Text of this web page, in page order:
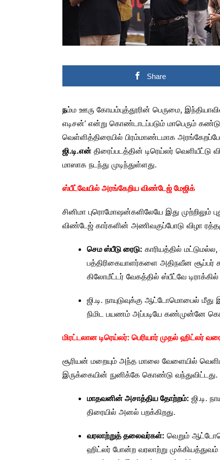
Share
நம்ம ஊரு கோயம்புத்தூரின் பெருமை,
எடிசன்’ என்று கொண்டாடப்படும் மாபெரும்
வெள்ளித்திரையில் பிரம்மாண்டமாக
ஜி.டி.என் திரைப்படத்தின் டிரெய்லர் வெளியீட்டு
மாஸாக நடந்து முடிந்துள்ளது.
ஸ்பீட்வேயில் அரங்கேறிய விண்டேஜ் மேஜிக்
சினிமா புரொமோஷன்களிலேயே இது முற்றிலும்
விண்டேஜ் கார்களின் அணிவகுப்போடு விழா
செம ஸ்பீடு ரைடு: காரியத்தில்
பத்திரிகையாளர்களை அதிநவீன சூப்பர்
கிலோமீட்டர் வேகத்தில் ஸ்பீட்வே
ஜி.டி. நாயுடுவுக்கு ஆட்டோமொபைல்
நிமிட பயணம் அப்படியே கண்முன்னே
மிரட்டலான டிரெய்லர்: பெரியார் முதல் ஹிட்லர்
சூரியன் மறையும் அந்த மாலை வேளையில்
இருக்கையின் நுனிக்கே கொண்டு வந்துவிட்டது.
மாதவனின் அசாத்திய தோற்றம்: ஜி.டி.
திரையில் அனல் பறக்கிறது.
வரலாற்றுத் தலைவர்கள்: வெறும்
ஹிட்லர் போன்ற வரலாற்று முக்கியத்துவம்